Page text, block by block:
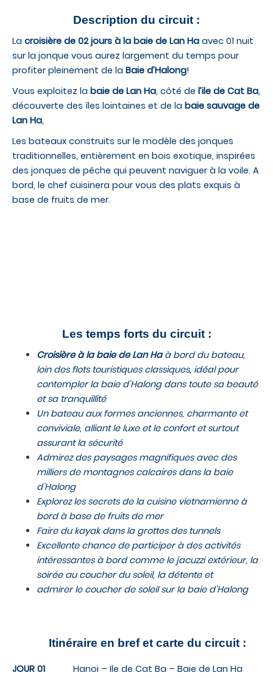
Description du circuit :
La croisière de 02 jours à la baie de Lan Ha avec 01 nuit
sur la jonque vous aurez largement du temps pour
profiter pleinement de la Baie d’Halong!
Vous exploitez la baie de Lan Ha, côté de l’ile de Cat Ba,
découverte des îles lointaines et de la baie sauvage de
Lan Ha,
Les bateaux construits sur le modèle des jonques
traditionnelles, entièrement en bois exotique, inspirées
des jonques de pêche qui peuvent naviguer à la voile. A
bord, le chef cuisinera pour vous des plats exquis à
base de fruits de mer.
Les temps forts du circuit :
Croisière à la baie de Lan Haà bord du bateau,
loin des flots touristiques classiques, idéal pour
contempler la baie d’Halong dans toute sa beauté
et sa tranquillité
Un bateau aux formes anciennes, charmante et
conviviale, alliant le luxe et le confort et surtout
assurant la sécurité
Admirez des paysages magnifiques avec des
milliers de montagnes calcaires dans la baie
d’Halong
Explorez les secrets de la cuisine vietnamienne à
bord à base de fruits de mer
Faire du kayak dans la grottes des tunnels
Excellente chance de participer à des activités
intéressantes à bord comme le jacuzzi extérieur, la
soirée au coucher du soleil, la détente et
admirer le coucher de soleil sur la baie d’Halong
Itinéraire en bref et carte du circuit :
JOUR 01
Hanoi – Ile de Cat Ba – Baie de Lan Ha